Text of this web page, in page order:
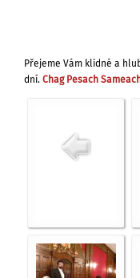
Přejeme Vám klidné a
dní. Chag Pesach